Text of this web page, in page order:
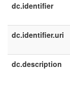
dc.identifier
dc.identifier.uri
dc.description